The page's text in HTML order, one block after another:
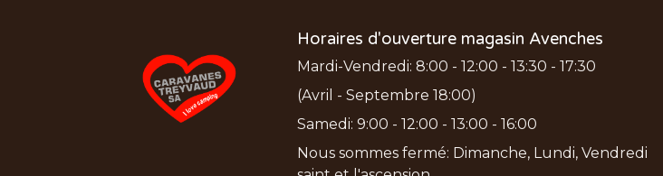
Horaires d'ouverture magasin Avenches
Mardi-Vendredi: 8:00 - 12:00 - 13:30 - 17:30
(Avril - Septembre 18:00)
Samedi: 9:00 - 12:00 - 13:00 - 16:00
Nous sommes fermé: Dimanche, Lundi, Vendredi